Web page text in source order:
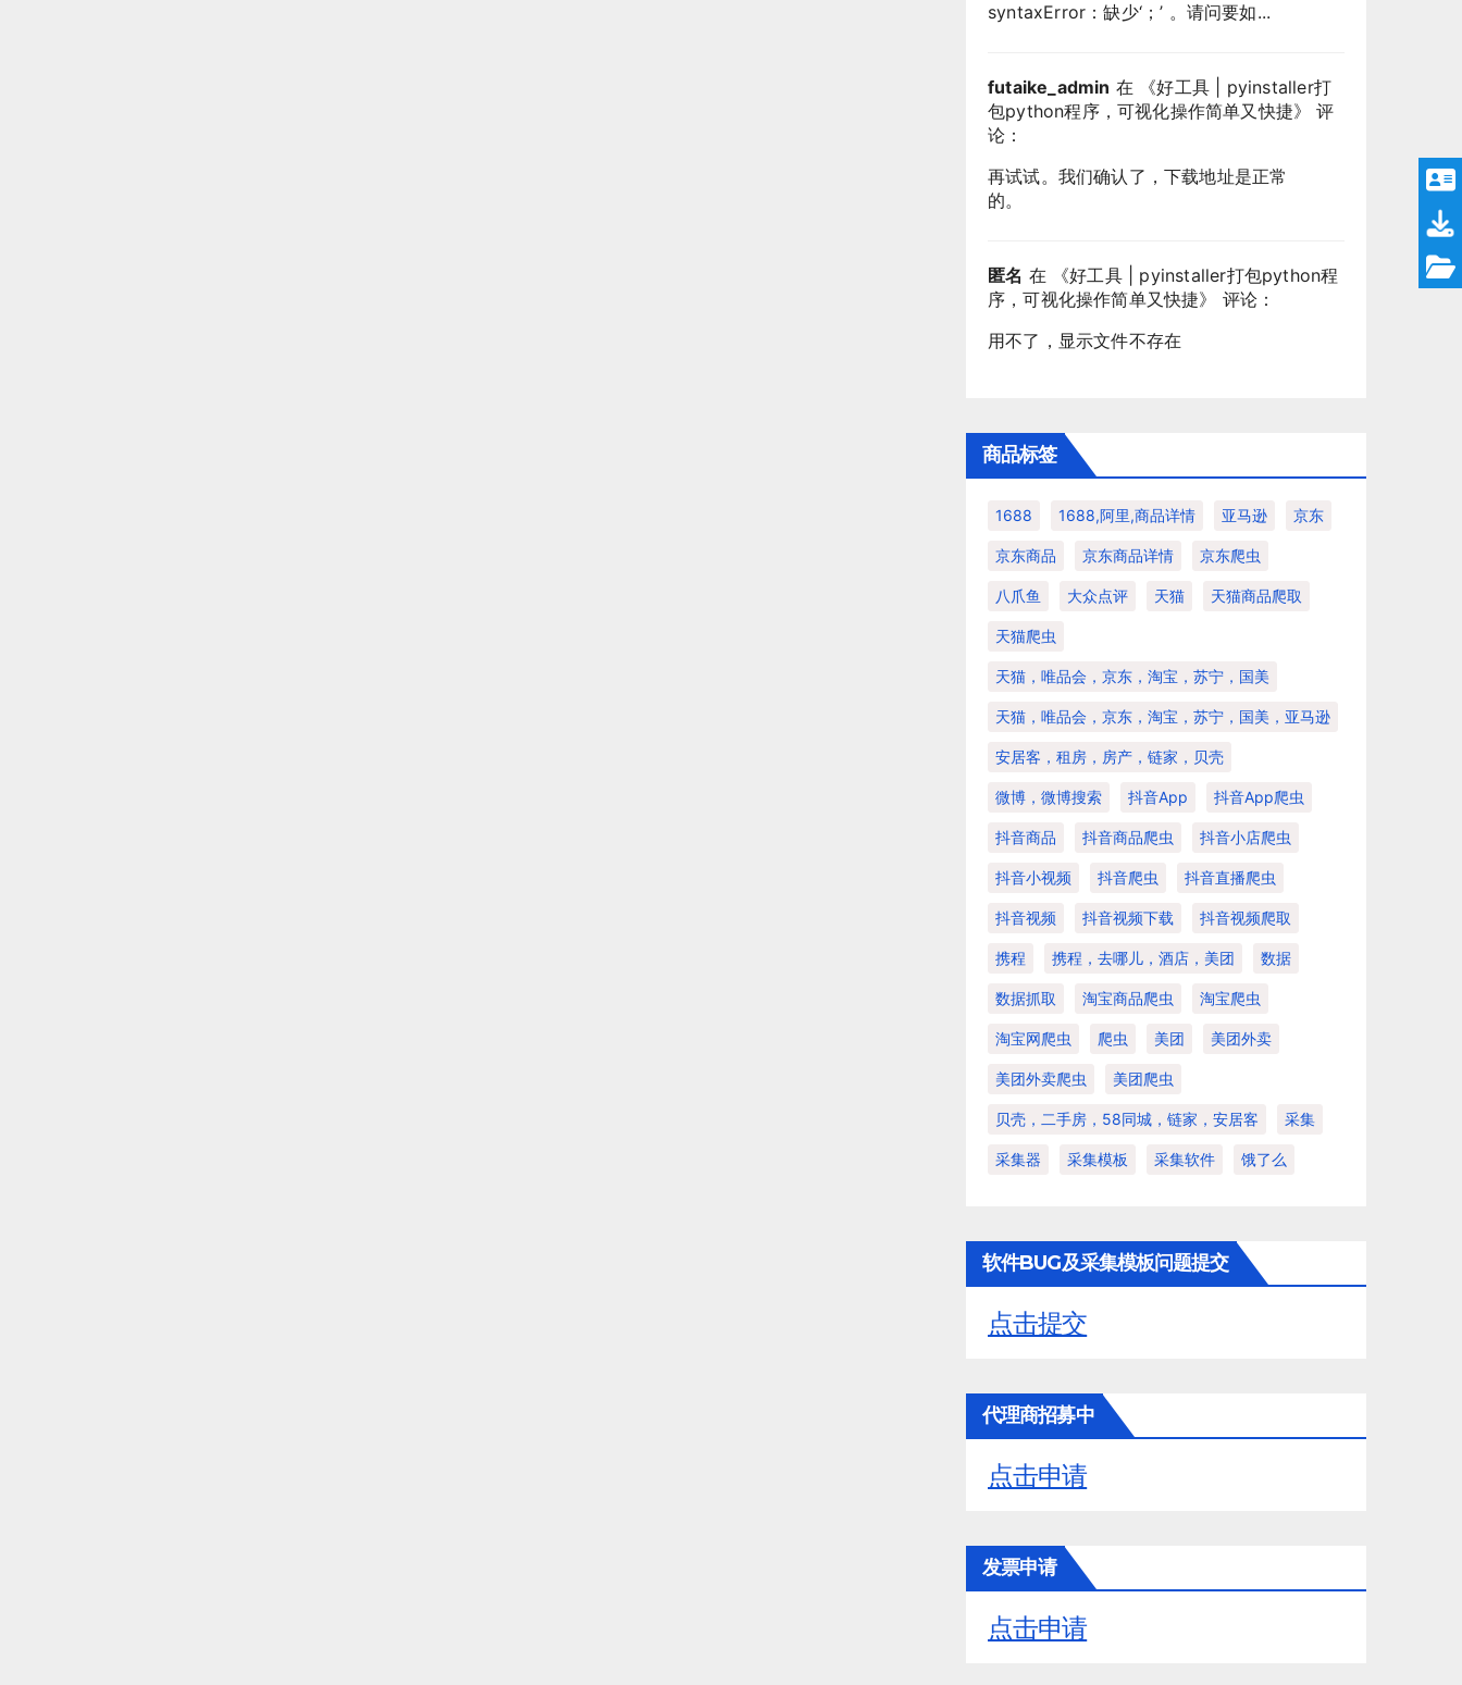
syntaxError：缺少‘；’ 。请问要如...
futaike_admin 在 《好工具 | pyinstaller打
包python程序，可视化操作简单又快捷》 评
论：
再试试。我们确认了，下载地址是正常
的。
匿名 在 《好工具 | pyinstaller打包python程
序，可视化操作简单又快捷》 评论：
用不了，显示文件不存在
商品标签
1688 1688,阿里,商品详情 亚马逊 京东
京东商品 京东商品详情 京东爬虫
八爪鱼 大众点评 天猫 天猫商品爬取
天猫爬虫
天猫，唯品会，京东，淘宝，苏宁，国美
天猫，唯品会，京东，淘宝，苏宁，国美，亚马逊
安居客，租房，房产，链家，贝壳
微博，微博搜索 抖音app 抖音app爬虫
抖音商品 抖音商品爬虫 抖音小店爬虫
抖音小视频 抖音爬虫 抖音直播爬虫
抖音视频 抖音视频下载 抖音视频爬取
携程 携程，去哪儿，酒店，美团 数据
数据抓取 淘宝商品爬虫 淘宝爬虫
淘宝网爬虫 爬虫 美团 美团外卖
美团外卖爬虫 美团爬虫
贝壳，二手房，58同城，链家，安居客 采集
采集器 采集模板 采集软件 饿了么
软件BUG及采集模板问题提交
点击提交
代理商招募中
点击申请
发票申请
点击申请